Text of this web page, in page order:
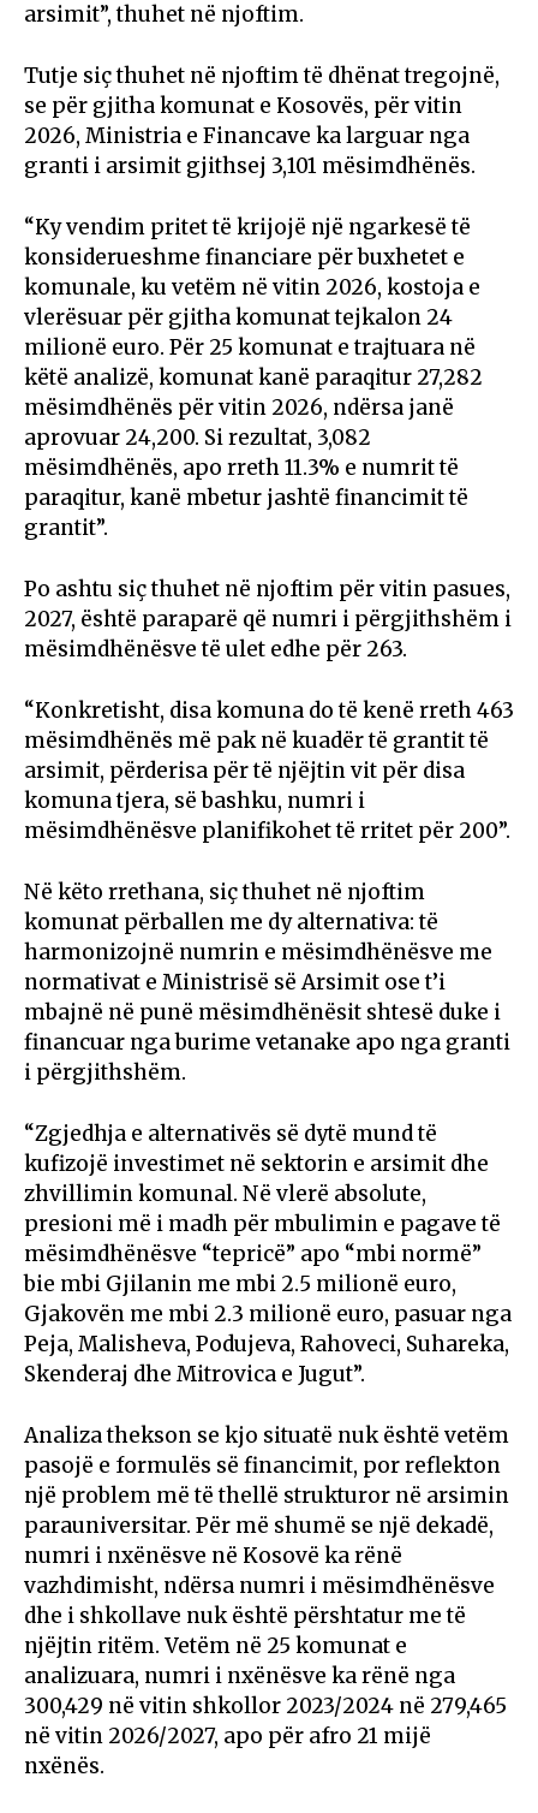
arsimit”, thuhet në njoftim.
Tutje siç thuhet në njoftim të dhënat tregojnë,
se për gjitha komunat e Kosovës, për vitin
2026, Ministria e Financave ka larguar nga
granti i arsimit gjithsej 3,101 mësimdhënës.
“Ky vendim pritet të krijojë një ngarkesë të
konsiderueshme financiare për buxhetet e
komunale, ku vetëm në vitin 2026, kostoja e
vlerësuar për gjitha komunat tejkalon 24
milionë euro. Për 25 komunat e trajtuara në
këtë analizë, komunat kanë paraqitur 27,282
mësimdhënës për vitin 2026, ndërsa janë
aprovuar 24,200. Si rezultat, 3,082
mësimdhënës, apo rreth 11.3% e numrit të
paraqitur, kanë mbetur jashtë financimit të
grantit”.
Po ashtu siç thuhet në njoftim për vitin pasues,
2027, është paraparë që numri i përgjithshëm i
mësimdhënësve të ulet edhe për 263.
“Konkretisht, disa komuna do të kenë rreth 463
mësimdhënës më pak në kuadër të grantit të
arsimit, përderisa për të njëjtin vit për disa
komuna tjera, së bashku, numri i
mësimdhënësve planifikohet të rritet për 200”.
Në këto rrethana, siç thuhet në njoftim
komunat përballen me dy alternativa: të
harmonizojnë numrin e mësimdhënësve me
normativat e Ministrisë së Arsimit ose t’i
mbajnë në punë mësimdhënësit shtesë duke i
financuar nga burime vetanake apo nga granti
i përgjithshëm.
“Zgjedhja e alternativës së dytë mund të
kufizojë investimet në sektorin e arsimit dhe
zhvillimin komunal. Në vlerë absolute,
presioni më i madh për mbulimin e pagave të
mësimdhënësve “tepricë” apo “mbi normë”
bie mbi Gjilanin me mbi 2.5 milionë euro,
Gjakovën me mbi 2.3 milionë euro, pasuar nga
Peja, Malisheva, Podujeva, Rahoveci, Suhareka,
Skenderaj dhe Mitrovica e Jugut”.
Analiza thekson se kjo situatë nuk është vetëm
pasojë e formulës së financimit, por reflekton
një problem më të thellë strukturor në arsimin
parauniversitar. Për më shumë se një dekadë,
numri i nxënësve në Kosovë ka rënë
vazhdimisht, ndërsa numri i mësimdhënësve
dhe i shkollave nuk është përshtatur me të
njëjtin ritëm. Vetëm në 25 komunat e
analizuara, numri i nxënësve ka rënë nga
300,429 në vitin shkollor 2023/2024 në 279,465
në vitin 2026/2027, apo për afro 21 mijë
nxënës.